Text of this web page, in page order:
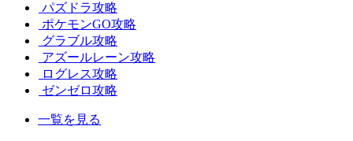
パズドラ攻略
ポケモンGO攻略
グラブル攻略
アズールレーン攻略
ログレス攻略
ゼンゼロ攻略
一覧を見る